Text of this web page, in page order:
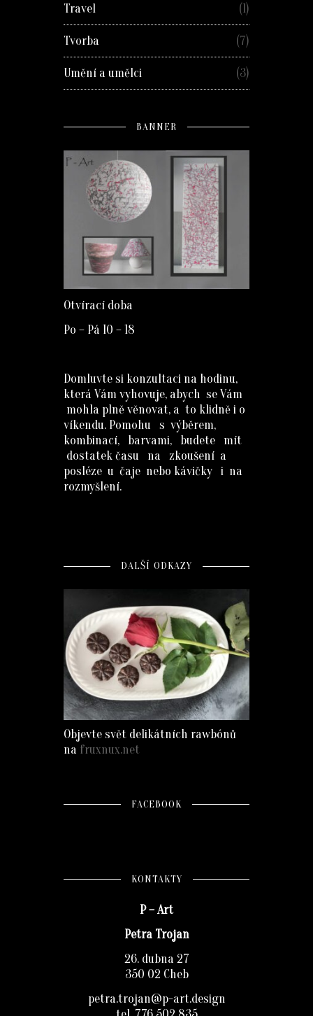
Travel (1)
Tvorba (7)
Umění a umělci (3)
BANNER
Otvírací doba
Po – Pá 10 – 18
Domluvte si konzultaci na hodinu,
která Vám vyhovuje, abych se Vám
mohla plně věnovat, a to klidně i o
víkendu. Pomohu s výběrem,
kombinací, barvami, budete mít
dostatek času na zkoušení a
posléze u čaje nebo kávičky i na
rozmyšlení.
DALŠÍ ODKAZY
Objevte svět delikátních rawbónů
na fruxnux.net
FACEBOOK
KONTAKTY
P – Art
Petra Trojan
26. dubna 27
350 02 Cheb
petra.trojan@p-art.design